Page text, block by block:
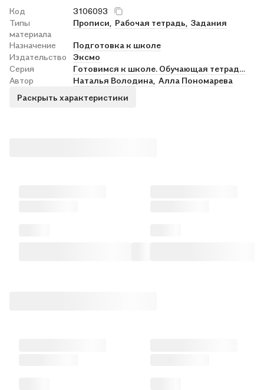
Код
3106093
Типы
материала
Прописи, Рабочая тетрадь, Задания
Назначение
Подготовка к школе
Издательство
Эксмо
Серия
Готовимся к школе. Обучающая тетрадь для детей 5-6
Автор
Наталья Володина, Алла Пономарева
Раскрыть характеристики